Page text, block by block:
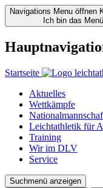
Navigations Menu öffnen
Ich bin das
Startseite
Aktuelles
Wettkämpfe
Leichtathletik für
Training
Wir im DLV
Service
Suchmenü anzeigen